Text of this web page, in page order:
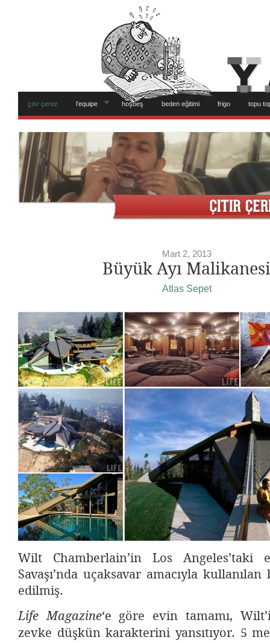
çıtır çerez l’equipe hoşbeş beden eğitimi frigo topu
Mart 2, 2013
Büyük Ayı
Atlas Sepet
Wilt Chamberlain’in Los
Savaşı’nda uçaksavar amacıyla
edilmiş.
Life Magazine‘e göre evin tamamı,
zevke düşkün karakterini yansıtıyor. 5